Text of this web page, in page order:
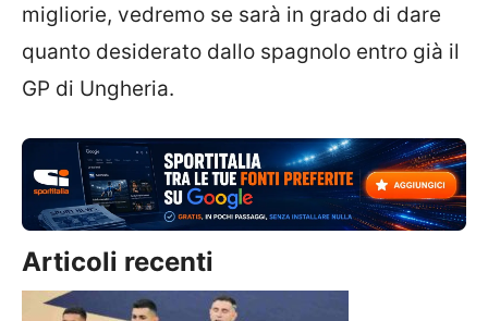
migliorie, vedremo se sarà in grado di dare
quanto desiderato dallo spagnolo entro già il
GP di Ungheria.
Articoli recenti